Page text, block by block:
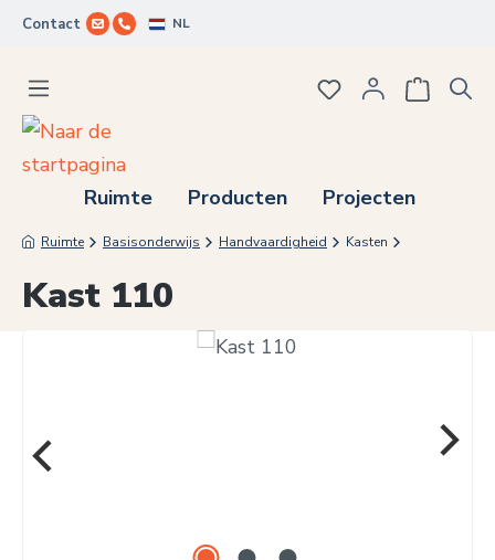
Ga naar de hoofdinhoud
Contact NL
Ruimte Producten Projecten
Je hebt 0 items
Ruimte Basisonderwijs Handvaardigheid Kasten
Kast 110
Afbeeldingengalerij overslaan